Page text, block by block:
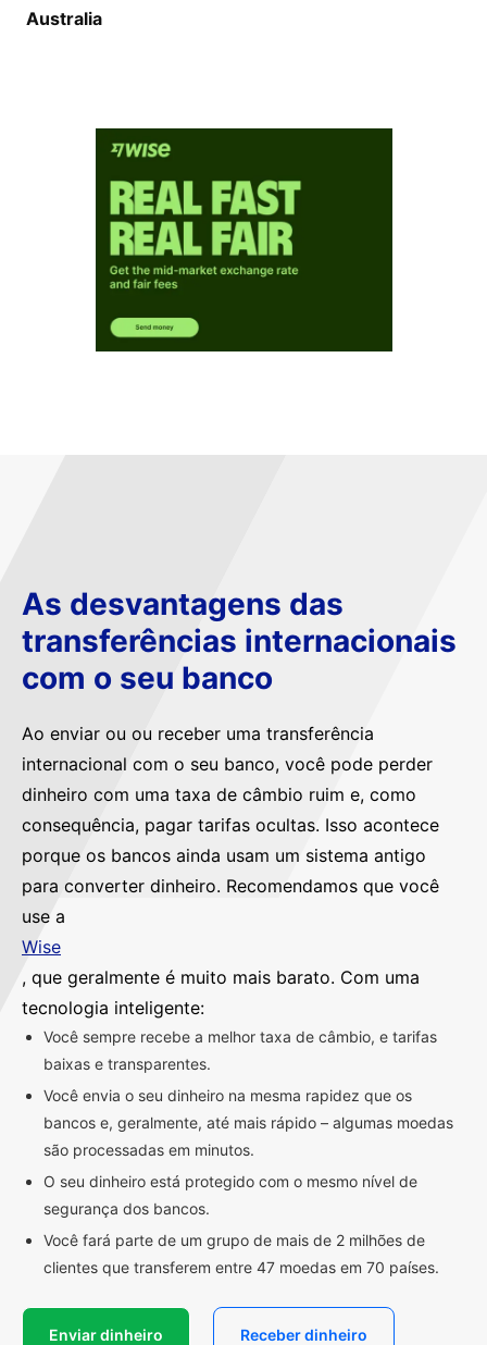
Australia
As desvantagens das
transferências internacionais
com o seu banco
Ao enviar ou ou receber uma transferência
internacional com o seu banco, você pode perder
dinheiro com uma taxa de câmbio ruim e, como
consequência, pagar tarifas ocultas. Isso acontece
porque os bancos ainda usam um sistema antigo
para converter dinheiro. Recomendamos que você
use a
Wise
, que geralmente é muito mais barato. Com uma
tecnologia inteligente:
Você sempre recebe a melhor taxa de câmbio, e tarifas
baixas e transparentes.
Você envia o seu dinheiro na mesma rapidez que os
bancos e, geralmente, até mais rápido – algumas moedas
são processadas em minutos.
O seu dinheiro está protegido com o mesmo nível de
segurança dos bancos.
Você fará parte de um grupo de mais de 2 milhões de
clientes que transferem entre 47 moedas em 70 países.
Enviar dinheiro Receber dinheiro